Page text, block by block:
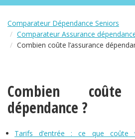
Comparateur Dépendance Seniors
Comparateur Assurance
Combien coûte l’assurance
Combien coûte
dépendance ?
Tarifs d’entrée : ce que coûte